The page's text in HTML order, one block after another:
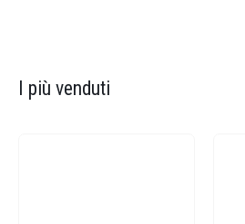
I più venduti